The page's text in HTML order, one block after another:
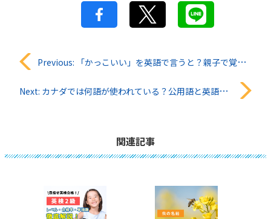
投
稿
Previous: 「かっこいい」を英語で言うと？親子で覚えたいかっこいい表現まとめ
Next: カナダでは何語が使われている？公用語と英語の特徴を詳しく紹介
関連記事